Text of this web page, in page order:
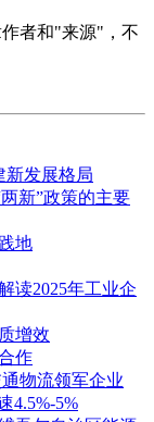
者和"来源"，不
新发展格局
新”政策的主要
地
读2025年工业企
增效
作
物流领军企业
4.5%-5%